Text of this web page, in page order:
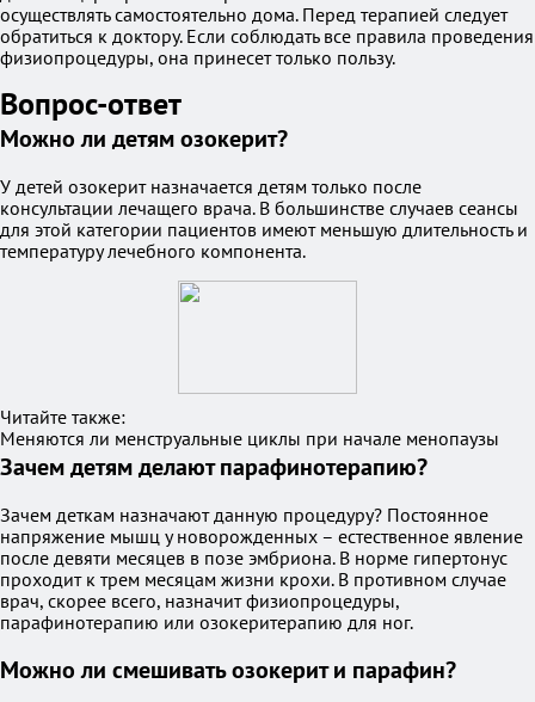
осуществлять самостоятельно дома. Перед терапией следует
обратиться к доктору. Если соблюдать все правила проведения
физиопроцедуры, она принесет только пользу.
Вопрос-ответ
Можно ли детям озокерит?
У детей озокерит назначается детям только после
консультации лечащего врача. В большинстве случаев сеансы
для этой категории пациентов имеют меньшую длительность и
температуру лечебного компонента.
Читайте также:
Меняются ли менструальные циклы при начале менопаузы
Зачем детям делают парафинотерапию?
Зачем деткам назначают данную процедуру? Постоянное
напряжение мышц у новорожденных – естественное явление
после девяти месяцев в позе эмбриона. В норме гипертонус
проходит к трем месяцам жизни крохи. В противном случае
врач, скорее всего, назначит физиопроцедуры,
парафинотерапию или озокеритерапию для ног.
Можно ли смешивать озокерит и парафин?